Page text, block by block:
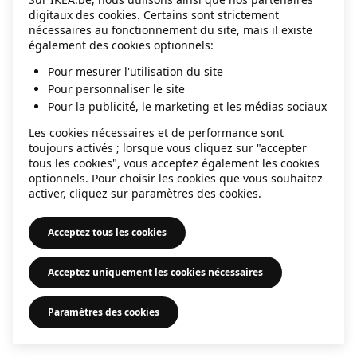
information).
digitaux des cookies. Certains sont strictement
nécessaires au fonctionnement du site, mais il existe
également des cookies optionnels:
Pour mesurer l'utilisation du site
Pour personnaliser le site
Pour la publicité, le marketing et les médias sociaux
Les cookies nécessaires et de performance sont
toujours activés ; lorsque vous cliquez sur "accepter
tous les cookies", vous acceptez également les cookies
optionnels. Pour choisir les cookies que vous souhaitez
activer, cliquez sur paramètres des cookies.
Acceptez tous les cookies
Acceptez uniquement les cookies nécessaires
Paramètres des cookies